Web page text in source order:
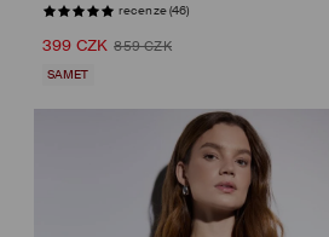
recenze (46)
399 CZK 859 CZK
SAMET